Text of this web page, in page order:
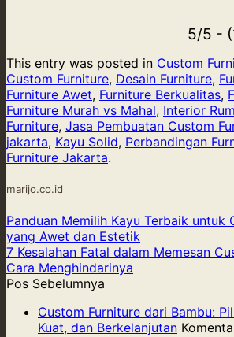
5/5 -
This entry was posted in Custom
Custom Furniture, Desain Furniture,
Furniture Awet, Furniture Berkualitas,
Furniture Murah vs Mahal, Interior
Furniture, Jasa Pembuatan Custom
jakarta, Kayu Solid, Perbandingan
Furniture Jakarta.
marijo.co.id
Panduan Memilih Kayu Terbaik untuk
yang Awet dan Estetik
7 Kesalahan Fatal dalam Memesan
Cara Menghindarinya
Pos Sebelumnya
Custom Furniture dari Bambu:
Kuat, dan Berkelanjutan